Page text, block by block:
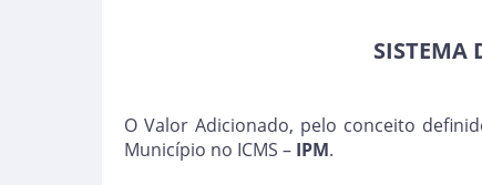
SISTEMA
O Valor Adicionado, pelo conceito
Município no ICMS – IPM.